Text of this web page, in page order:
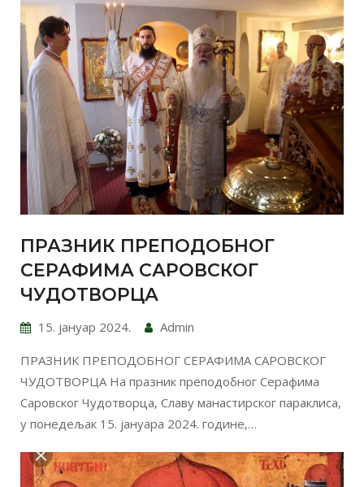
ПРАЗНИК ПРЕПОДОБНОГ
СЕРАФИМА САРОВСКОГ
ЧУДОТВОРЦА
15. јануар 2024. Admin
ПРАЗНИК ПРЕПОДОБНОГ СЕРАФИМА САРОВСКОГ
ЧУДОТВОРЦА На празник преподобног Серафима
Саровског Чудотворца, Славу манастирског параклиса,
у понедељак 15. јануара 2024. године,…